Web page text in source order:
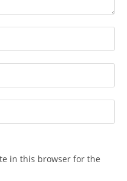
in this browser for the